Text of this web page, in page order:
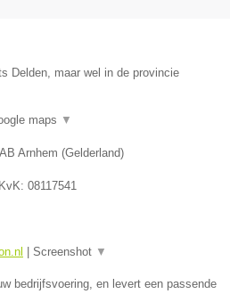
Delden, maar wel in de provincie
maps ▼
Arnhem (Gelderland)
KvK: 08117541
Screenshot ▼
bedrijfsvoering, en levert een passende